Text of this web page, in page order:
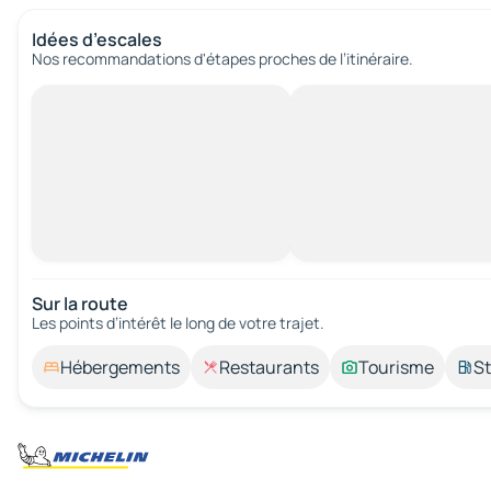
Idées d’escales
Nos recommandations d'étapes proches de l’itinéraire.
Sur la route
Les points d’intérêt le long de votre trajet.
Hébergements Restaurants Tourisme